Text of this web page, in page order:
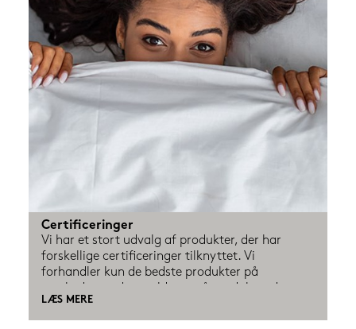
Certificeringer
Vi har et stort udvalg af produkter, der har
forskellige certificeringer tilknyttet. Vi
forhandler kun de bedste produkter på
certificeret, så de passer på både dit helbred
samt miljøet. Men det kan være svært at holde
LÆS MERE